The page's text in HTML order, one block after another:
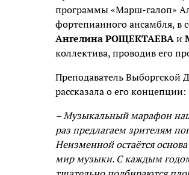
программы «Марш-галоп»
фортепианного ансамбля, в
Ангелина РОЩЕКТАЕВАи
коллектива, проводив его
Преподаватель Выборгской
рассказала о его концепции:
– Музыкальный марафон
раз предлагаем зрителям
Неизменной остаётся
мир музыки. С каждым годом